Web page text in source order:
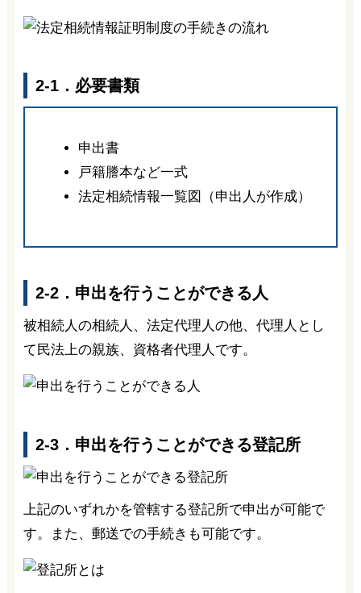
2-1．必要書類
申出書
戸籍謄本など一式
法定相続情報一覧図（申出人が作成）
2-2．申出を行うことができる人
被相続人の相続人、法定代理人の他、代理人とし
て民法上の親族、資格者代理人です。
2-3．申出を行うことができる登記所
上記のいずれかを管轄する登記所で申出が可能で
す。また、郵送での手続きも可能です。